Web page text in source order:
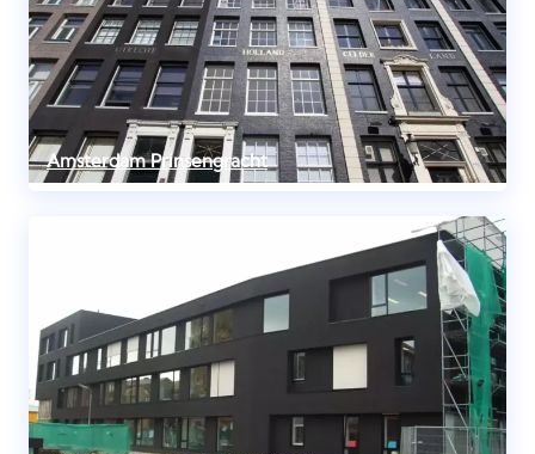
Amsterdam Prinsengracht